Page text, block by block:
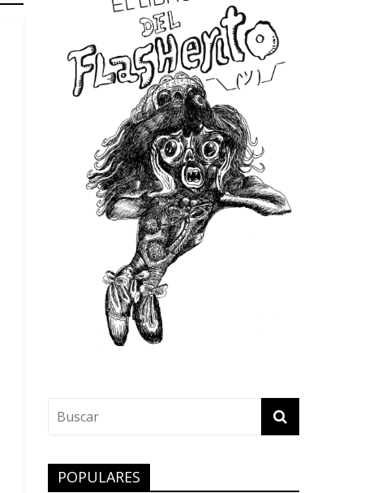
POPULARES